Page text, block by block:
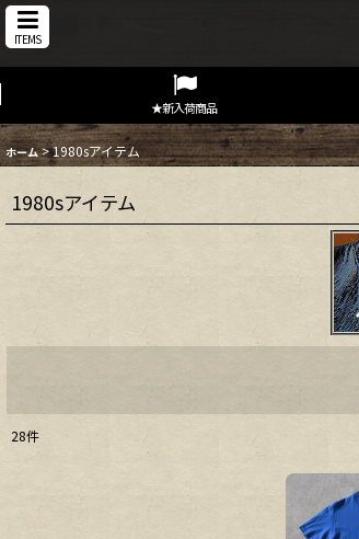
ITEMS
★新入荷商品
ホーム >1980sアイテム
1980sアイテム
28件